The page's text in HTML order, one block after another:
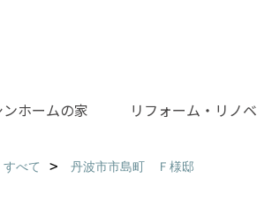
ホームの家 リフォーム・リノベ
すべて 丹波市市島町 Ｆ様邸